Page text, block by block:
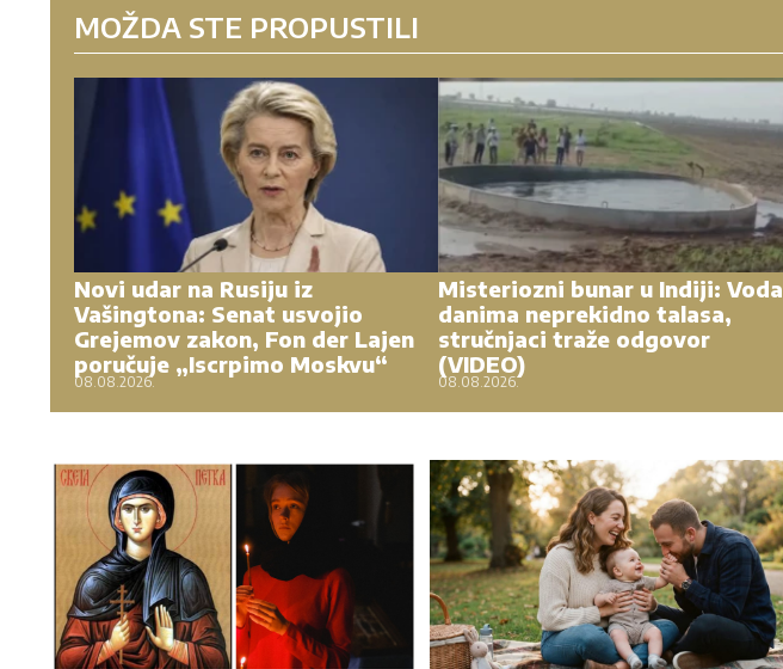
MOŽDA STE PROPUSTILI
Novi udar na Rusiju iz
Vašingtona: Senat usvojio
Grejemov zakon, Fon der Lajen
poručuje „Iscrpimo Moskvu“
08.08.2026.
Misteriozni bunar u Indiji: Voda
danima neprekidno talasa,
stručnjaci traže odgovor
(VIDEO)
08.08.2026.